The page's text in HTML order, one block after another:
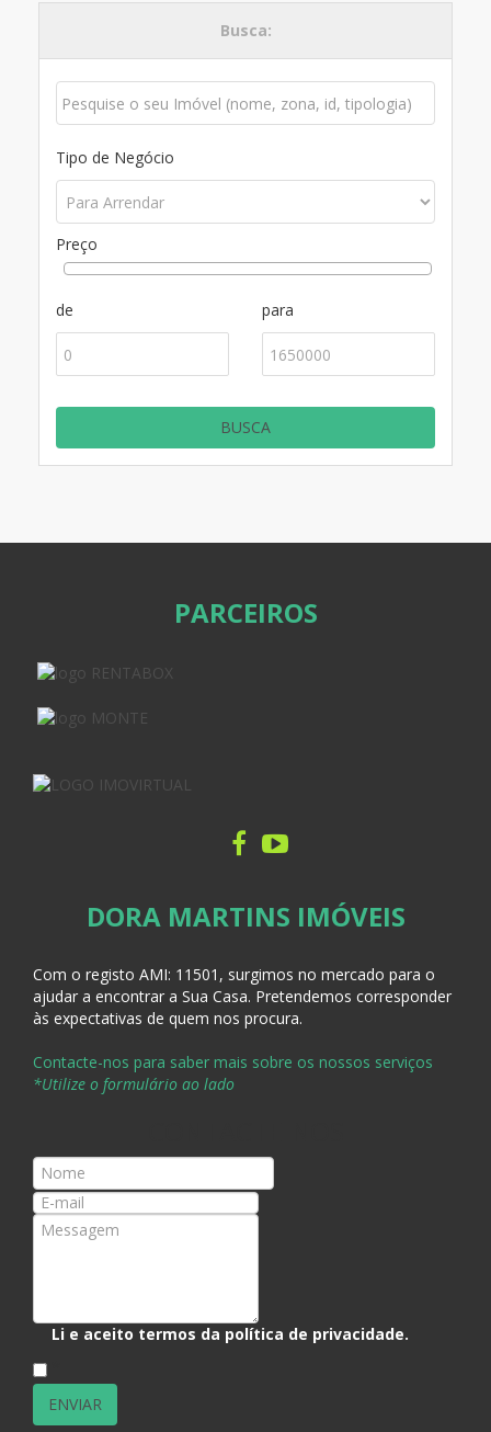
Busca:
Tipo de Negócio
Preço
de para
PARCEIROS
DORA MARTINS IMÓVEIS
Com o registo AMI: 11501, surgimos no mercado para o
ajudar a encontrar a Sua Casa. Pretendemos corresponder
às expectativas de quem nos procura.
Contacte-nos para saber mais sobre os nossos serviços
*Utilize o formulário ao lado
Li e aceito termos da política de privacidade.